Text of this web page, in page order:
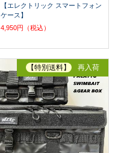
【エレクトリック スマートフォン
ケース】
4,950円（税込）
【特別送料】 再入荷